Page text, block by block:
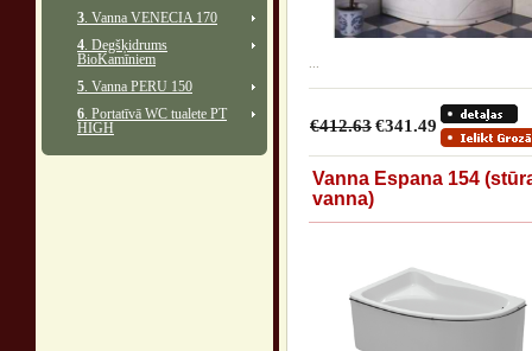
3. Vanna VENECIA 170
4. Degšķidrums
BioKamīniem
5. Vanna PERU 150
6. Portatīvā WC tualete PT
HIGH
€412.63€341.49
Vanna Espana 154
vanna)